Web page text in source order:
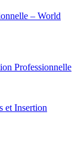
– World
Professionnelle
et Insertion